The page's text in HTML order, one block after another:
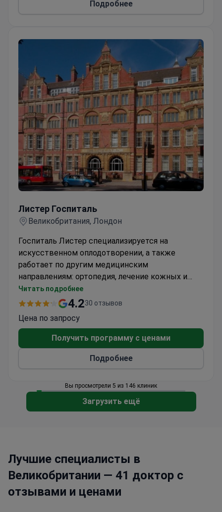
Подробнее
Листер Госпиталь
Великобритания, Лондон
Госпиталь Листер специализируется на
искусственном оплодотворении, а также
работает по другим медицинским
направлениям: ортопедия, лечение кожных и
гинекологических заболеваний, лечение
болезней молочной железы. На базе клиники
для пациентов круглосуточно.
Читать подробнее
4.230 отзывов
Цена по запросу
Получить программу с ценами
Подробнее
Вы просмотрели 5 из 146 клиник
Загрузить ещё
Лучшие специалисты в
Великобритании — 41 доктор с
отзывами и ценами